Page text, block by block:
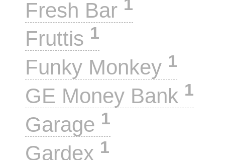
Fresh Bar 1
Fruttis 1
Funky Monkey 1
GE Money Bank 1
Garage 1
Gardex 1